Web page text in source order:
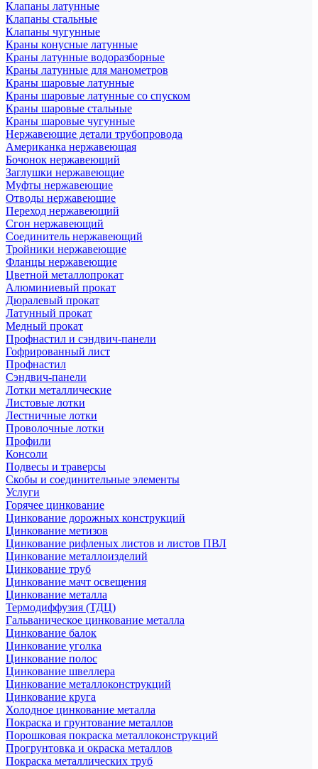
Клапаны латунные
Клапаны стальные
Клапаны чугунные
Краны конусные латунные
Краны латунные водоразборные
Краны латунные для манометров
Краны шаровые латунные
Краны шаровые латунные со спуском
Краны шаровые стальные
Краны шаровые чугунные
Нержавеющие детали трубопровода
Американка нержавеющая
Бочонок нержавеющий
Заглушки нержавеющие
Муфты нержавеющие
Отводы нержавеющие
Переход нержавеющий
Сгон нержавеющий
Соединитель нержавеющий
Тройники нержавеющие
Фланцы нержавеющие
Цветной металлопрокат
Алюминиевый прокат
Дюралевый прокат
Латунный прокат
Медный прокат
Профнастил и сэндвич-панели
Гофрированный лист
Профнастил
Сэндвич-панели
Лотки металлические
Листовые лотки
Лестничные лотки
Проволочные лотки
Профили
Консоли
Подвесы и траверсы
Скобы и соединительные элементы
Услуги
Горячее цинкование
Цинкование дорожных конструкций
Цинкование метизов
Цинкование рифленых листов и листов ПВЛ
Цинкование металлоизделий
Цинкование труб
Цинкование мачт освещения
Цинкование металла
Термодиффузия (ТДЦ)
Гальваническое цинкование металла
Цинкование балок
Цинкование уголка
Цинкование полос
Цинкование швеллера
Цинкование металлоконструкций
Цинкование круга
Холодное цинкование металла
Покраска и грунтование металлов
Порошковая покраска металлоконструкций
Прогрунтовка и окраска металлов
Покраска металлических труб